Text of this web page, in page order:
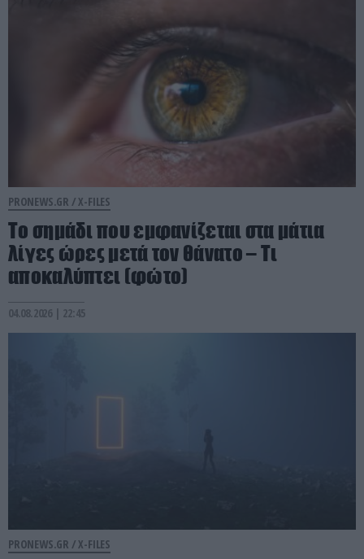
PRONEWS.GR /X-FILES
Το σημάδι που εμφανίζεται στα μάτια
λίγες ώρες μετά τον θάνατο – Τι
αποκαλύπτει (φώτο)
04.08.2026 | 22:45
PRONEWS.GR /X-FILES